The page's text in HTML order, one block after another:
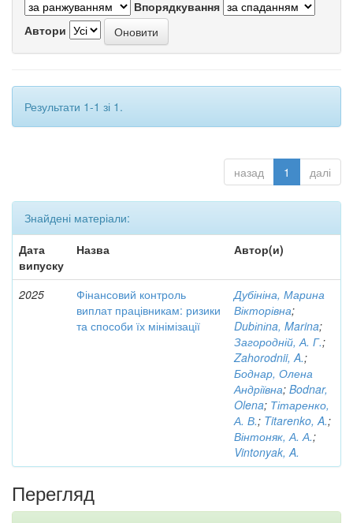
Впорядкування
Автори
Результати 1-1 зі 1.
назад 1 далі
Знайдені матеріали:
Дата
випуску
Назва Автор(и)
2025
Фінансовий контроль
виплат працівникам: ризики
та способи їх мінімізації
Дубініна, Марина
Вікторівна;
Dubіnіna, Marina;
Загородній, А. Г.;
Zahorodnii, A.;
Боднар, Олена
Андріївна; Bodnar,
Olena; Тітаренко,
А. В.; Titarenko, A.;
Вінтоняк, А. А.;
Vintonyak, A.
Перегляд